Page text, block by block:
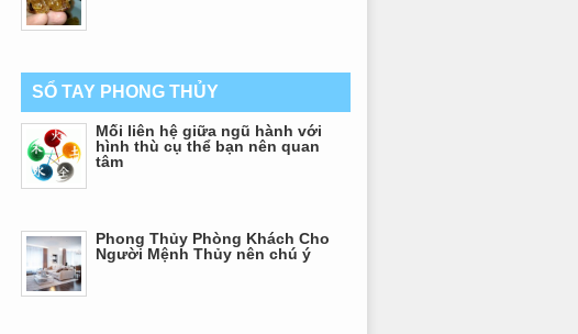
SỔ TAY PHONG THỦY
Mối liên hệ giữa ngũ hành với
hình thù cụ thể bạn nên quan
tâm
Phong Thủy Phòng Khách Cho
Người Mệnh Thủy nên chú ý